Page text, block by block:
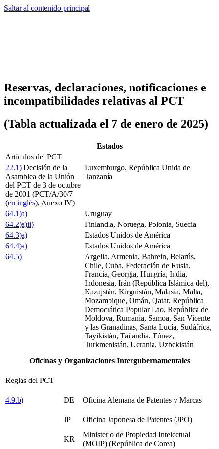
Saltar al contenido principal
Reservas, declaraciones, notificaciones e
incompatibilidades relativas al PCT
(Tabla actualizada el 7 de enero de 2025)
Estados
Artículos del PCT
22.1) Decisión de la
Asamblea de la Unión
del PCT de 3 de octubre
de 2001 (PCT/A/30/7
(en inglés), Anexo IV)
Luxemburgo, República Unida de
Tanzanía
64.1)a)
Uruguay
64.2)a)ii)
Finlandia, Noruega, Polonia, Suecia
64.3)a)
Estados Unidos de América
64.4)a)
Estados Unidos de América
64.5)
Argelia, Armenia, Bahrein, Belarús,
Chile, Cuba, Federación de Rusia,
Francia, Georgia, Hungría, India,
Indonesia, Irán (República Islámica del),
Kazajstán, Kirguistán, Malasia, Malta,
Mozambique, Omán, Qatar, República
Democrática Popular Lao, República de
Moldova, Rumania, Samoa, San Vicente
y las Granadinas, Santa Lucía, Sudáfrica,
Tayikistán, Tailandia, Túnez,
Turkmenistán, Ucrania, Uzbekistán
Oficinas y Organizaciones Intergubernamentales
Reglas del PCT
4.9.b) DE Oficina Alemana de Patentes y Marcas
JP Oficina Japonesa de Patentes (JPO)
KR
Ministerio de Propiedad Intelectual
(MOIP) (República de Corea)